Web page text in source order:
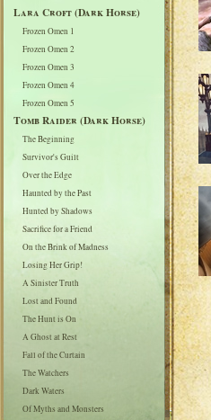
Lara Croft (Dark Horse)
Frozen Omen 1
Frozen Omen 2
Frozen Omen 3
Frozen Omen 4
Frozen Omen 5
Tomb Raider (Dark Horse)
The Beginning
Survivor's Guilt
Over the Edge
Haunted by the Past
Hunted by Shadows
Sacrifice for a Friend
On the Brink of Madness
Losing Her Grip!
A Sinister Truth
Lost and Found
The Hunt is On
A Ghost at Rest
Fall of the Curtain
The Watchers
Dark Waters
Of Myths and Monsters